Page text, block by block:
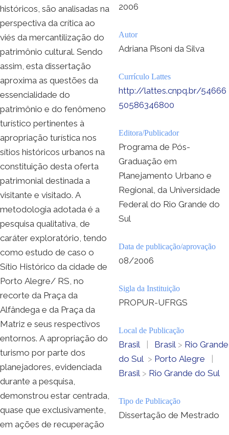
históricos, são analisadas na
perspectiva da crítica ao
viés da mercantilização do
patrimônio cultural. Sendo
assim, esta dissertação
aproxima as questões da
essencialidade do
patrimônio e do fenômeno
turístico pertinentes à
apropriação turística nos
sítios históricos urbanos na
constituição desta oferta
patrimonial destinada a
visitante e visitado. A
metodologia adotada é a
pesquisa qualitativa, de
caráter exploratório, tendo
como estudo de caso o
Sítio Histórico da cidade de
Porto Alegre/ RS, no
recorte da Praça da
Alfândega e da Praça da
Matriz e seus respectivos
entornos. A apropriação do
turismo por parte dos
planejadores, evidenciada
durante a pesquisa,
demonstrou estar centrada,
quase que exclusivamente,
em ações de recuperação
2006
Autor
Adriana Pisoni da Silva
Currículo Lattes
http://lattes.cnpq.br/54666
50586346800
Editora/Publicador
Programa de Pós-
Graduação em
Planejamento Urbano e
Regional, da Universidade
Federal do Rio Grande do
Sul
Data de publicação/aprovação
08/2006
Sigla da Instituição
PROPUR-UFRGS
Local de Publicação
Brasil | Brasil > Rio Grande
do Sul > Porto Alegre
|
Brasil > Rio Grande do Sul
Tipo de Publicação
Dissertação de Mestrado